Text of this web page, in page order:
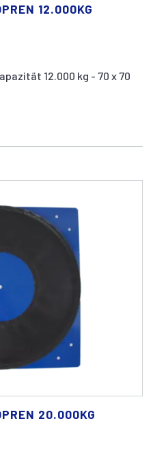
12.000KG
12.000 kg - 70 x 70
20.000KG